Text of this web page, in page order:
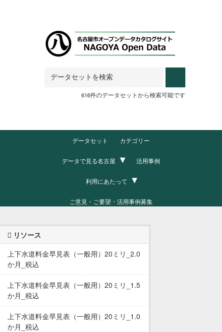
616件のデータセットから検索可能です
データセット カテゴリー
データで見る名古屋 活用事例
利用にあたって
ご意見・ご要望・活用事例募集
リソース
上下水道料金早見表（一般用）20ミリ_2.0
か月_税込
上下水道料金早見表（一般用）20ミリ_1.5
か月_税込
上下水道料金早見表（一般用）20ミリ_1.0
か月_税込